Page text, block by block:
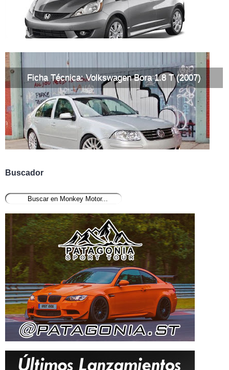
Ficha Técnica: Volkswagen Bora 1.8 T (2007)
Buscador